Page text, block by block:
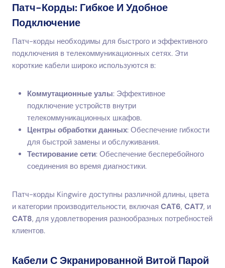
Патч-Корды: Гибкое И Удобное
Подключение
Патч-корды необходимы для быстрого и эффективного
подключения в телекоммуникационных сетях. Эти
короткие кабели широко используются в:
Коммутационные узлы: Эффективное
подключение устройств внутри
телекоммуникационных шкафов.
Центры обработки данных: Обеспечение гибкости
для быстрой замены и обслуживания.
Тестирование сети: Обеспечение бесперебойного
соединения во время диагностики.
Патч-корды Kingwire доступны различной длины, цвета
и категории производительности, включая CAT6, CAT7, и
CAT8, для удовлетворения разнообразных потребностей
клиентов.
Кабели С Экранированной Витой Парой